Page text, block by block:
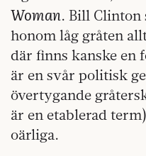
Woman. Bill Clinton
honom låg gråten
där finns kanske
är en svår politisk
övertygande
är en etablerad
oärliga.